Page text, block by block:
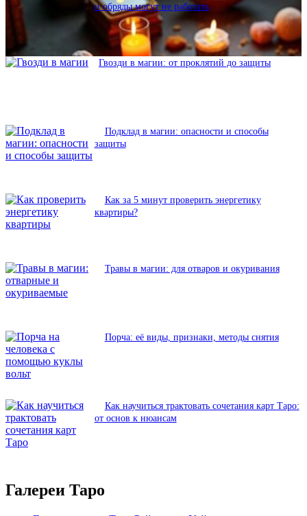
и обряды могут не работать
Гвозди в магии: от проклятий до защиты
Подклад в магии: опасности и способы
защиты
Как за 5 минут проверить энергетику
квартиры?
Травы в магии: для отваров и окуривания
Порча: её виды, признаки, методы снятия
Как научиться трактовать сочетания карт Таро:
от основ к нюансам
Галереи Таро